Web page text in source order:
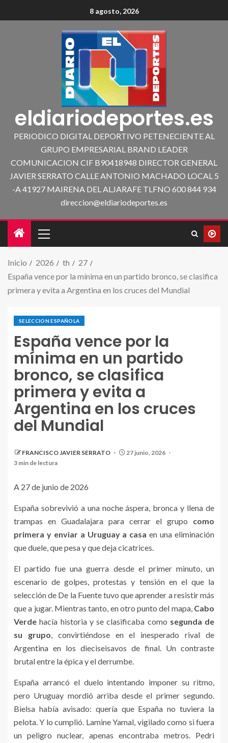
8 agosto, 2026
eldiariodeportes.es
PERIODICO DIGITAL DEPORTIVO PETENECIENTE AL
GRUPO EMPRESARIAL BRAND LEADER
COMUNICACION CIF B90418948 DIRECTOR GENERAL
JAVIER SERRATO CALLE ANTONIO MACHADO LOCAL 5
-A 41927 MAIRENA DEL ALJARAFE TLFNO 600 844 934
direccion@eldiariodeportes.es
Inicio 2026 th
27
España vence por la mínima en un partido bronco, se clasifica
primera y evita a Argentina en los cruces del Mundial
SELECCION ESPAÑOLA
España vence por la
mínima en un partido
bronco, se clasifica
primera y evita a
Argentina en los cruces
del Mundial
FRANCISCO JAVIER SERRATO
27 junio, 2026
3 min de lectura
A 27 de junio de 2026
España sobrevivió a una noche áspera, bronca y llena de
trampas en Guadalajara para cerrar el grupo como
primera y enviar a Uruguay a casa en una eliminación
que duele, que pesa y que deja cicatrices.
El partido fue una guerra desde el primer minuto, un
escenario de golpes, protestas y tensión en el que la
selección de De la Fuente tuvo que aprender a resistir más
que a jugar. Mientras tanto, en otro punto del mapa, Cabo
Verde hacía historia y se clasificaba como segunda de
su grupo, convirtiéndose en el inesperado rival de
Argentina en los dieciseisavos de final. Un contraste
brutal entre la épica y el derrumbe.
España arrancó el duelo intentando imponer su ritmo,
pero Uruguay mordió arriba desde el primer segundo.
Bielsa había avisado: quería que España no tuviera la
pelota. Y lo cumplió. Lamine Yamal, vigilado como si fuera
un peligro nuclear, apenas encontraba metros. Pedri